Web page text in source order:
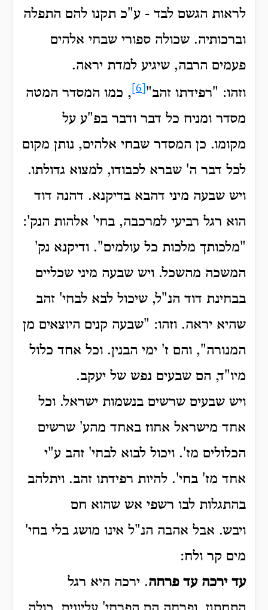
לראות הגשם לבד - ע"כ תקנו להם התפלה
וברכותיה. שכולה ספורי שבחי אלהים
פעמים הרבה, שיגיע למדת יראה.
וזהו: "רפידתו זהב"
, כמו המסדר המטה
מסדר ומניח כל דבר ודבר בפ"ע על
מקומו. כן המסדר שבחי אלהים, נותן מקום
לכל דבר ה' שברא לכבודו, למצוא גדולתו.
ויש שבעה מיני דהבא בדיקנא. דהנה דוד
הוא רגל רביעי למרכבה, בחי' אלהות הנק':
"מלכותך מלכות כל עולמים". ודיקנא נק'
המשכה מהשכל. ויש שבעה מיני שכליים
בבחינת דוד הנ"ל, שיכול לבא לבחי' זהב
שהיא יראה. וזהו: "שבעה קנים היוצאים מן
המנורה", והם ז' ימי הבנין. וכל אחד כלול
מיו"ד, הם שבעים נפש של יעקב.
ויש שבעים שרשים בנשמות ישראל. וכל
אחד מישראל אחוז באחד מהע' שרשים
הכלולים מז'. ויכול לבוא לבחי' זהב ע"י
אחד מז' בחי'. להיות רפידתו זהב. ויתלהב
בהתגלות לבו רשפי אש שהוא חם
ויבש. אבל אהבה הנ"ל אינו מושג בלי בחי'
מים קר ולח:
עד ירכה עד פרחה. ירכה היא רגל